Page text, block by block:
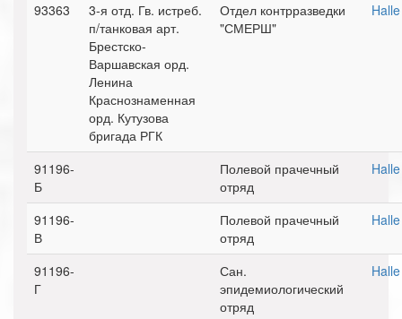
93363
3-я отд. Гв. истреб.
п/танковая арт.
Брестско-
Варшавская орд.
Ленина
Краснознаменная
орд. Кутузова
бригада РГК
Отдел контрразведки
"СМЕРШ"
Halle
91196-
Б
Полевой прачечный
отряд
Halle
91196-
В
Полевой прачечный
отряд
Halle
91196-
Г
Сан.
эпидемиологический
отряд
Halle